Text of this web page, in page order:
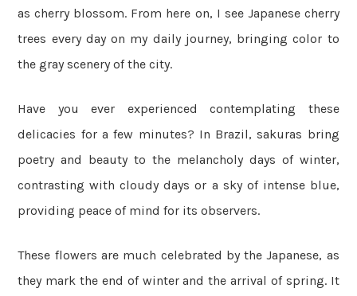
as cherry blossom. From here on, I see Japanese cherry
trees every day on my daily journey, bringing color to
the gray scenery of the city.
Have you ever experienced contemplating these
delicacies for a few minutes? In Brazil, sakuras bring
poetry and beauty to the melancholy days of winter,
contrasting with cloudy days or a sky of intense blue,
providing peace of mind for its observers.
These flowers are much celebrated by the Japanese, as
they mark the end of winter and the arrival of spring. It